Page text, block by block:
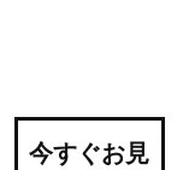
今すぐお見